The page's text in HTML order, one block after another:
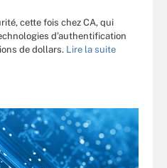
cette fois chez CA, qui
d’authentification
de dollars. Lire la suite